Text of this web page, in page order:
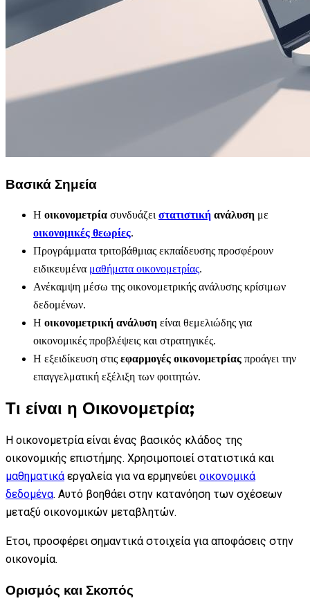
Βασικά Σημεία
Η οικονομετρία συνδυάζει στατιστική ανάλυση με
οικονομικές θεωρίες.
Προγράμματα τριτοβάθμιας εκπαίδευσης προσφέρουν
ειδικευμένα μαθήματα οικονομετρίας.
Ανέκαμψη μέσω της οικονομετρικής ανάλυσης κρίσιμων
δεδομένων.
Η οικονομετρική ανάλυση είναι θεμελιώδης για
οικονομικές προβλέψεις και στρατηγικές.
Η εξειδίκευση στις εφαρμογές οικονομετρίας προάγει την
επαγγελματική εξέλιξη των φοιτητών.
Τι είναι η Οικονομετρία;
Η οικονομετρία είναι ένας βασικός κλάδος της
οικονομικής επιστήμης. Χρησιμοποιεί στατιστικά και
μαθηματικάεργαλεία για να ερμηνεύει οικονομικά
δεδομένα. Αυτό βοηθάει στην κατανόηση των σχέσεων
μεταξύ οικονομικών μεταβλητών.
Ετσι, προσφέρει σημαντικά στοιχεία για αποφάσεις στην
οικονομία.
Ορισμός και Σκοπός